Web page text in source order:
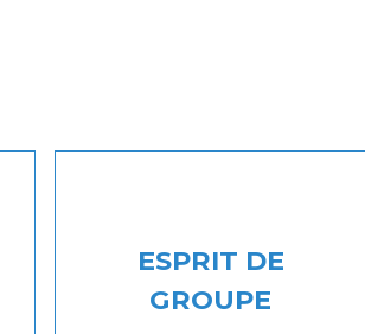
ESPRIT DE
GROUPE